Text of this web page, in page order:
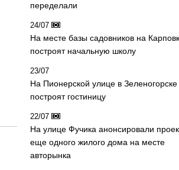
переделали
24/07
На месте базы садовников на
построят начальную школу
23/07
На Пионерской улице в Зеленогорске
построят гостиницу
22/07
На улице Фучика анонсировали
еще одного жилого дома на месте
авторынка